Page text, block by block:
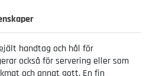
handtag och hål för
också för servering eller som
och annat gott. En fin